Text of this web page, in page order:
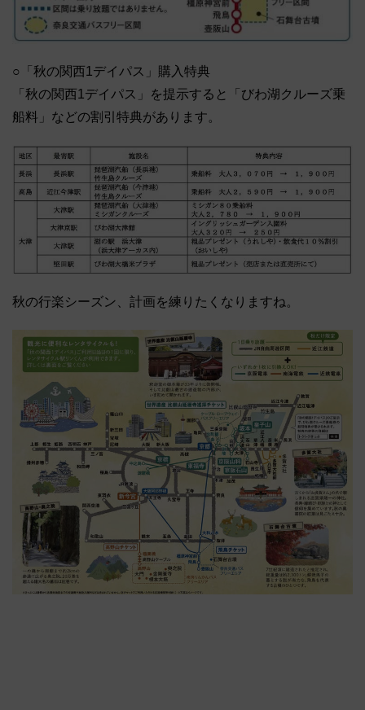
○「秋の関西1デイパス」購入特典
「秋の関西1デイパス」を提示すると「びわ湖クルーズ乗
船料」などの割引特典があります。
秋の行楽シーズン、計画を練りたくなりますね。